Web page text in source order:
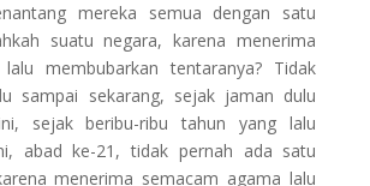
mereka semua dengan satu
suatu negara, karena menerima
membubarkan tentaranya? Tidak
sampai sekarang, sejak jaman dulu
sejak beribu-ribu tahun yang lalu
abad ke-21, tidak pernah ada satu
menerima semacam agama lalu